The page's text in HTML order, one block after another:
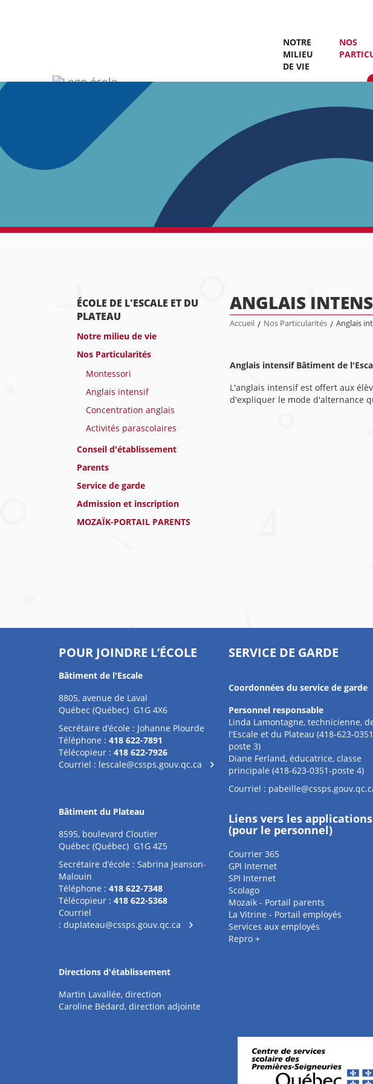
NOTRE
MILIEU
DE VIE
NOS
ÉCOLE DE L'ESCALE ET DU
PLATEAU
Notre milieu de vie
Nos Particularités
Montessori
Anglais intensif
Concentration anglais
Activités parascolaires
Conseil d'établissement
Parents
Service de garde
Admission et inscription
MOZAÏK-PORTAIL PARENTS
ANGLAIS
Accueil / Nos Particularités / Anglais
Anglais intensif Bâtiment de
L'anglais intensif est offert aux
d'expliquer le mode d'alternance
POUR JOINDRE L’ÉCOLE
Bâtiment de l'Escale
8805, avenue de Laval
Québec (Québec) G1G 4X6
Secrétaire d’école : Johanne Plourde
Téléphone : 418 622-7891
Télécopieur : 418 622-7926
Courriel : lescale@cssps.gouv.qc.ca
Bâtiment du Plateau
8595, boulevard Cloutier
Québec (Québec) G1G 4Z5
Secrétaire d’école : Sabrina Jeanson-
Malouin
Téléphone : 418 622-7348
Télécopieur : 418 622-5368
Courriel
: duplateau@cssps.gouv.qc.ca
Directions d'établissement
Martin Lavallée, direction
Caroline Bédard, direction adjointe
SERVICE DE GARDE
Coordonnées du service de garde
Personnel responsable
Linda Lamontagne, technicienne,
l'Escale et du Plateau (418-623-
poste 3)
Diane Ferland, éducatrice, classe
principale (418-623-0351-poste 4)
Courriel :
Liens vers les applications
(pour le personnel)
Courrier 365
GPI Internet
SPI Internet
Scolago
Mozaik - Portail parents
La Vitrine - Portail employés
Services aux employés
Repro +